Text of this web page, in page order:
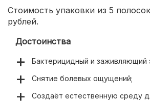
Стоимость упаковки из 5
рублей.
Достоинства
Бактерицидный и заживляющий
Снятие болевых ощущений;
Создаёт естественную среду